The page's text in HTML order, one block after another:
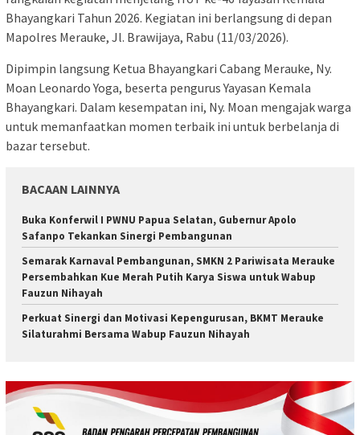
Bhayangkari Tahun 2026. Kegiatan ini berlangsung di depan
Mapolres Merauke, Jl. Brawijaya, Rabu (11/03/2026).
Dipimpin langsung Ketua Bhayangkari Cabang Merauke, Ny.
Moan Leonardo Yoga, beserta pengurus Yayasan Kemala
Bhayangkari. Dalam kesempatan ini, Ny. Moan mengajak warga
untuk memanfaatkan momen terbaik ini untuk berbelanja di
bazar tersebut.
BACAAN LAINNYA
Buka Konferwil I PWNU Papua Selatan, Gubernur Apolo
Safanpo Tekankan Sinergi Pembangunan
Semarak Karnaval Pembangunan, SMKN 2 Pariwisata Merauke
Persembahkan Kue Merah Putih Karya Siswa untuk Wabup
Fauzun Nihayah
Perkuat Sinergi dan Motivasi Kepengurusan, BKMT Merauke
Silaturahmi Bersama Wabup Fauzun Nihayah